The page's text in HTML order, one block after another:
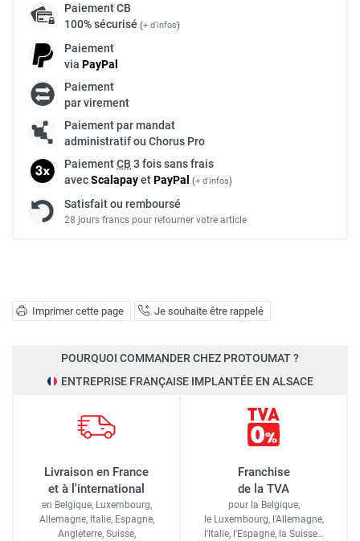
Imprimer cette page Je souhaite être rappelé
PaiementCB
100% sécurisé (+ d'infos)
Paiement
via PayPal
Paiement
par virement
Paiement par mandat
administratif ou Chorus Pro
PaiementCB 3 fois sans frais
avecScalapayetPayPal (+ d'infos)
Satisfait ou remboursé
28 jours francs pour retourner votre article
POURQUOI COMMANDER CHEZ PROTOUMAT ?
ENTREPRISE FRANÇAISE IMPLANTÉE EN ALSACE
Livraison en France
et à l'international
en Belgique, Luxembourg,
Allemagne, Italie, Espagne,
Angleterre, Suisse,
Franchise
de la TVA
pour la Belgique,
le Luxembourg, l'Allemagne,
l'Italie, l'Espagne, la Suisse…